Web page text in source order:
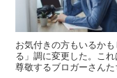
お気付きの方もいるか
る」調に変更した。こ
尊敬するブロガーさん